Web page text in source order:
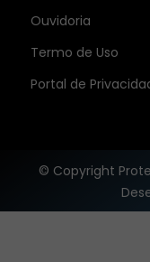
Ouvidoria
Termo de Uso
Portal de
© Copyright